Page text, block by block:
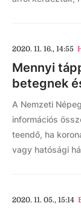
2020. 11. 16., 14:55
Mennyi
betegnek
A Nemzeti
információs
teendő, ha
vagy hatósági
2020. 11. 05., 15:14